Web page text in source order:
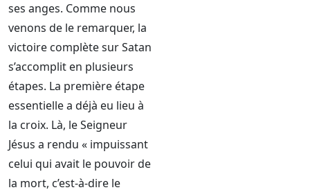
ses anges. Comme nous
venons de le remarquer, la
victoire complète sur Satan
s’accomplit en plusieurs
étapes. La première étape
essentielle a déjà eu lieu à
la croix. Là, le Seigneur
Jésus a rendu « impuissant
celui qui avait le pouvoir de
la mort, c’est-à-dire le